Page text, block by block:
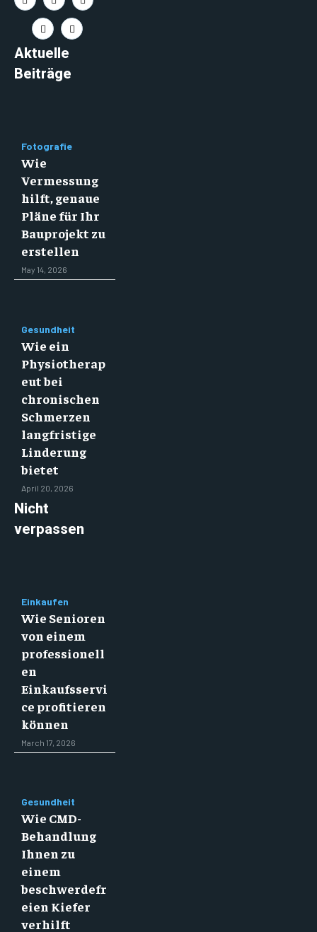
Aktuelle
Beiträge
Fotografie
Wie
Vermessung
hilft, genaue
Pläne für Ihr
Bauprojekt zu
erstellen
May 14, 2026
Gesundheit
Wie ein
Physiotherap
eut bei
chronischen
Schmerzen
langfristige
Linderung
bietet
April 20, 2026
Nicht
verpassen
Einkaufen
Wie Senioren
von einem
professionell
en
Einkaufsservi
ce profitieren
können
March 17, 2026
Gesundheit
Wie CMD-
Behandlung
Ihnen zu
einem
beschwerdefr
eien Kiefer
verhilft